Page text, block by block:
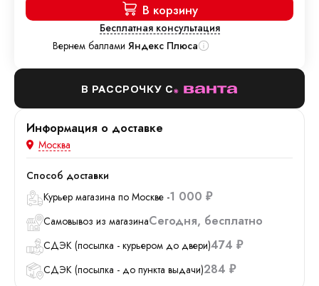
В корзину
Бесплатная консультация
Вернем баллами Яндекс Плюса
В РАССРОЧКУ С
Информация о доставке
Москва
Способ доставки
Курьер магазина по Москве -1 000 ₽
Самовывоз из магазинаСегодня Бесплатно
СДЭК (посылка - курьером до двери)474 ₽
СДЭК (посылка - до пункта выдачи)284 ₽